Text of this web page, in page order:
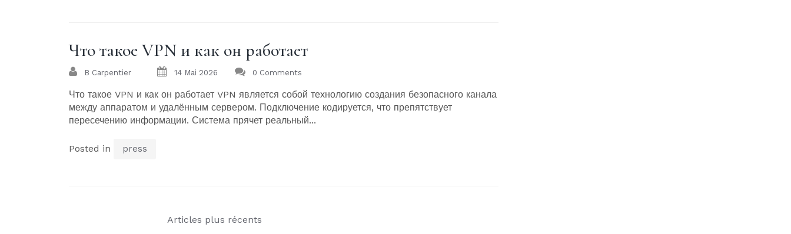
Что такое VPN и как он работает
B Carpentier 14 Mai 2026 0 Comments
Что такое VPN и как он работает VPN является собой технологию создания безопасного канала
между аппаратом и удалённым сервером. Подключение кодируется, что препятствует
пересечению информации. Система прячет реальный...
Posted in press
Articles plus récents